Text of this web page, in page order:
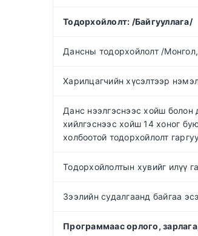
Тодорхойлолт: /Байгууллага/
Дансны тодорхойлолт /
Харилцагчийн хүсэлтээр
Данс нээлгэснээс хойш
хийлгэснээс хойш 14 хоног
холбоотой тодорхойлолт
Тодорхойлолтын хувийг илүү
Зээлийн судалгаанд байгаа
Программаас орлого,